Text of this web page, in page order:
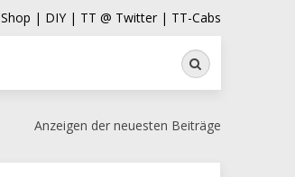
Shop | DIY | TT @ Twitter | TT-Cabs
Suche
Anzeigen der neuesten Beiträge